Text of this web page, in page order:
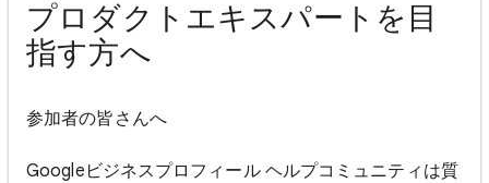
プロダクトエキスパートを目
指す方へ
参加者の皆さんへ
Googleビジネスプロフィール ヘルプコミュニティは質